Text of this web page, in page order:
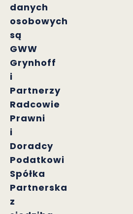
danych
osobowych
są
GWW
Grynhoff
i
Partnerzy
Radcowie
Prawni
i
Doradcy
Podatkowi
Spółka
Partnerska
z